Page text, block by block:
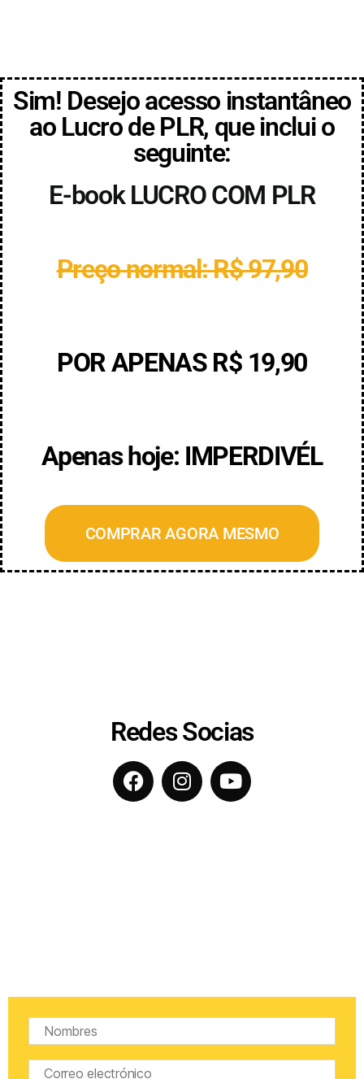
Sim! Desejo acesso instantâneo
ao Lucro de PLR, que inclui o
seguinte:
E-book LUCRO COM PLR
Preço normal: R$ 97,90
POR APENAS R$ 19,90
Apenas hoje: IMPERDIVÉL
COMPRAR AGORA MESMO
Redes Socias